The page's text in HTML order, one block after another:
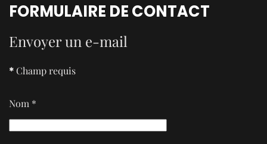
FORMULAIRE DE CONTACT
Envoyer un e-mail
*Champ requis
Nom *